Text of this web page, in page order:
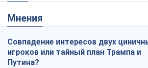
Мнения
Совпадение интересов двух
игроков или тайный план Трампа и
Путина?